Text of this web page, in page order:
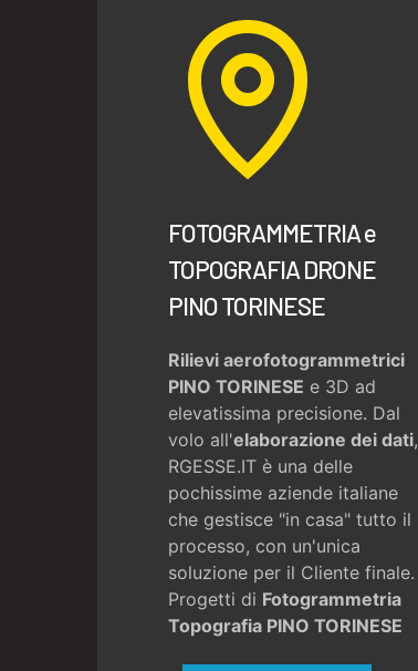
FOTOGRAMMETRIA e
TOPOGRAFIA DRONE
PINO TORINESE
Rilievi aerofotogrammetrici
PINO TORINESE e 3D ad
elevatissima precisione. Dal
volo all'elaborazione dei dati,
RGESSE.IT è una delle
pochissime aziende italiane
che gestisce "in casa" tutto il
processo, con un'unica
soluzione per il Cliente finale.
Progetti di Fotogrammetria
Topografia PINO TORINESE